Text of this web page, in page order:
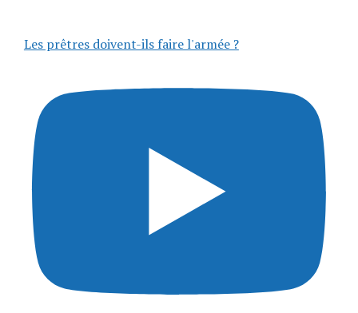
Les prêtres doivent-ils faire l'armée ?